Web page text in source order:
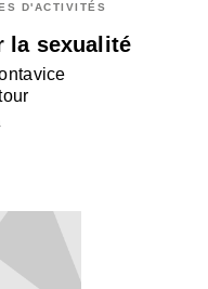
D'ACTIVITÉS
la sexualité